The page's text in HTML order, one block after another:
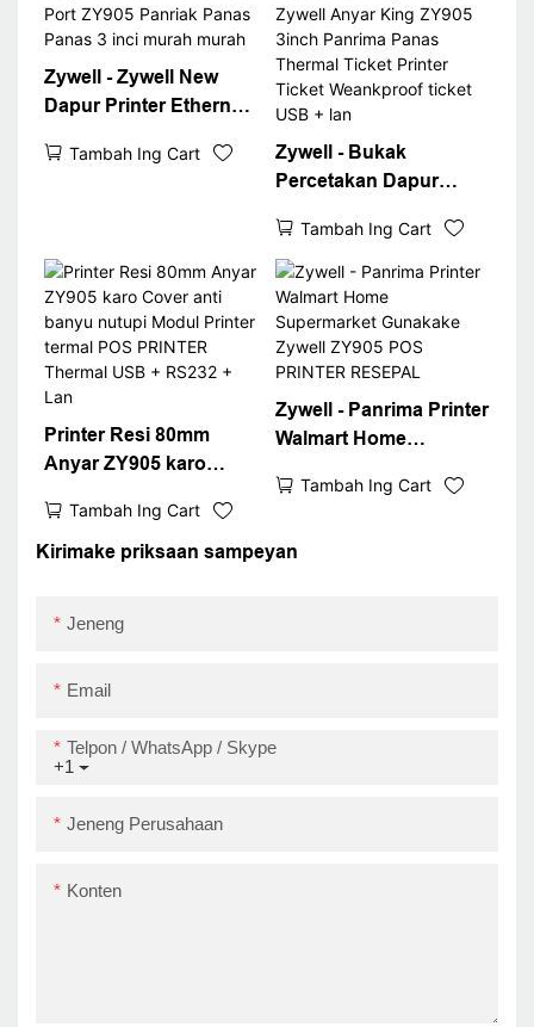
Zywell - Zywell New
Dapur Printer Ethernet
Panriak Panas Panas 3
Tambah Ing Cart
Zywell - Bukak
Percetakan Dapur
King ZY905 3inch
Panrima Panas
Thermal Ticket Printer
Ticket Weankproof
ticket USB + lan
Tambah Ing Cart
Printer Resi 80mm
Anyar ZY905 karo
nutupi Modul Printer
termal POS PRINTER
Tambah Ing Cart
Zywell - Panrima Printer
Walmart Home
Zywell ZY905 POS
Tambah Ing Cart
Kirimake priksaan sampeyan
Jeneng
Email
+1
Telpon / WhatsApp / Skype
Jeneng Perusahaan
Konten